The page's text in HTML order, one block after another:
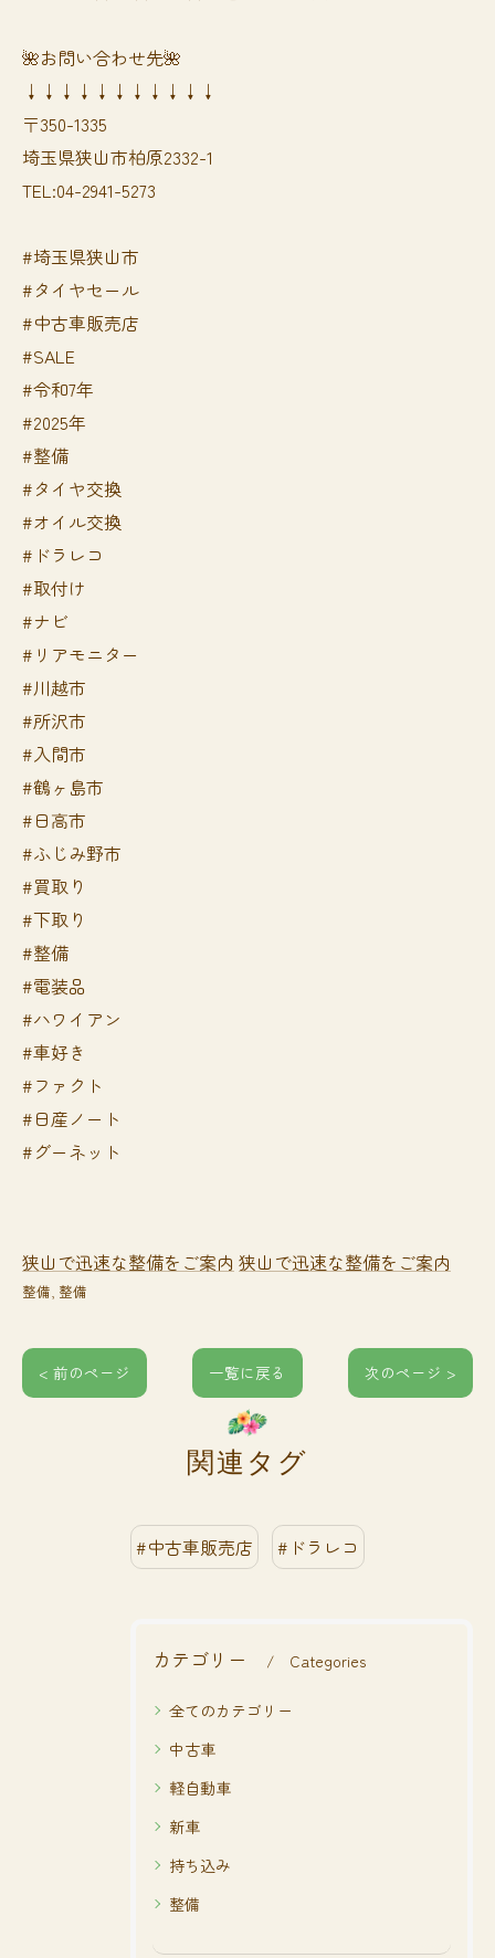
🌺お問い合わせ先🌺
↓↓↓↓↓↓↓↓↓↓↓
〒350-1335
埼玉県狭山市柏原2332-1
TEL:04-2941-5273
#埼玉県狭山市
#タイヤセール
#中古車販売店
#SALE
#令和7年
#2025年
#整備
#タイヤ交換
#オイル交換
#ドラレコ
#取付け
#ナビ
#リアモニター
#川越市
#所沢市
#入間市
#鶴ヶ島市
#日高市
#ふじみ野市
#買取り
#下取り
#整備
#電装品
#ハワイアン
#車好き
#ファクト
#日産ノート
#グーネット
狭山で迅速な整備をご案内 狭山で迅速な整備をご案内
整備 整備
< 前のページ 一覧に戻る 次のページ >
関連タグ
#中古車販売店 #ドラレコ
カテゴリー Categories
全てのカテゴリー
中古車
軽自動車
新車
持ち込み
整備